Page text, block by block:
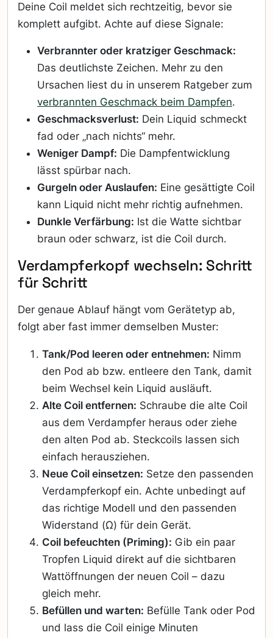
Deine Coil meldet sich rechtzeitig, bevor sie
komplett aufgibt. Achte auf diese Signale:
Verbrannter oder kratziger Geschmack:
Das deutlichste Zeichen. Mehr zu den
Ursachen liest du in unserem Ratgeber zum
verbrannten Geschmack beim Dampfen.
Geschmacksverlust: Dein Liquid schmeckt
fad oder „nach nichts“ mehr.
Weniger Dampf: Die Dampfentwicklung
lässt spürbar nach.
Gurgeln oder Auslaufen: Eine gesättigte Coil
kann Liquid nicht mehr richtig aufnehmen.
Dunkle Verfärbung: Ist die Watte sichtbar
braun oder schwarz, ist die Coil durch.
Verdampferkopf wechseln: Schritt
für Schritt
Der genaue Ablauf hängt vom Gerätetyp ab,
folgt aber fast immer demselben Muster:
Tank/Pod leeren oder entnehmen: Nimm
den Pod ab bzw. entleere den Tank, damit
beim Wechsel kein Liquid ausläuft.
Alte Coil entfernen: Schraube die alte Coil
aus dem Verdampfer heraus oder ziehe
den alten Pod ab. Steckcoils lassen sich
einfach herausziehen.
Neue Coil einsetzen: Setze den passenden
Verdampferkopf ein. Achte unbedingt auf
das richtige Modell und den passenden
Widerstand (Ω) für dein Gerät.
Coil befeuchten (Priming): Gib ein paar
Tropfen Liquid direkt auf die sichtbaren
Wattöffnungen der neuen Coil – dazu
gleich mehr.
Befüllen und warten: Befülle Tank oder Pod
und lass die Coil einige Minuten